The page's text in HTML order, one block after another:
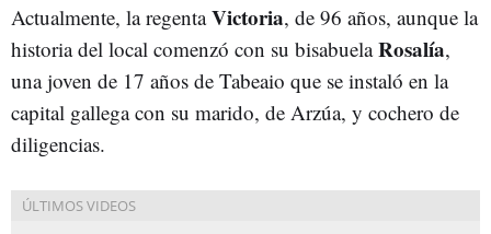
Actualmente, la regentaVictoria, de 96 años, aunque la
historia del local comenzó con su bisabuelaRosalía,
una joven de 17 años de Tabeaio que se instaló en la
capital gallega con su marido, de Arzúa, y cochero de
diligencias.